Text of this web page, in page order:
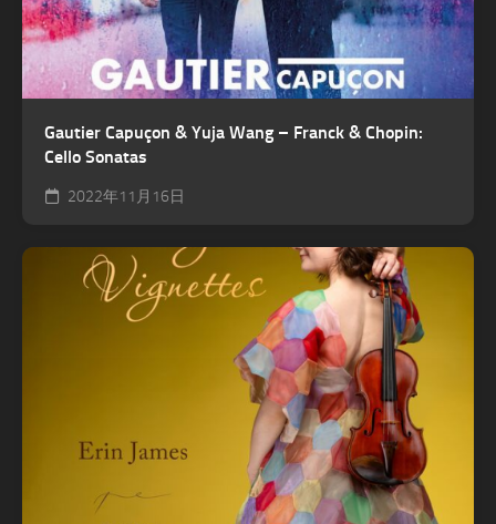
Gautier Capuçon & Yuja Wang – Franck & Chopin:
Cello Sonatas
2022年11月16日